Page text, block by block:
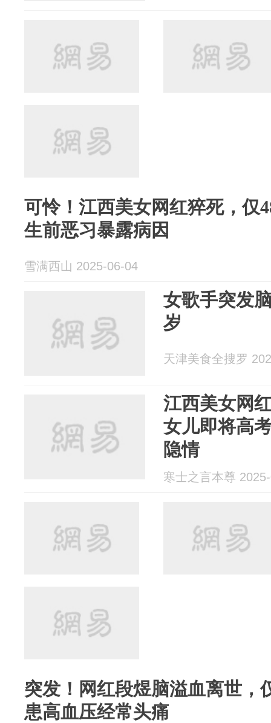
可怜！江西美女网红猝死，仅
生前恶习暴露病因
雪满西山 2025-06-04
女歌手突发
岁
天津美食全搜罗
江西美女网
女儿即将高
隐情
寒士之言本尊
突发！网红段煜脑溢血离世，
患高血压经常头痛